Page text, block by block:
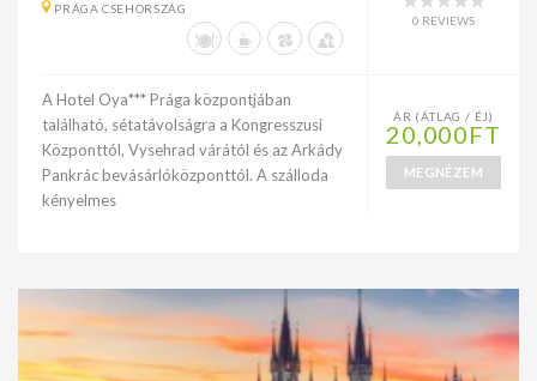
PRÁGA CSEHORSZÁG
0 REVIEWS
A Hotel Oya*** Prága központjában
található, sétatávolságra a Kongresszusi
Központtól, Vysehrad várától és az Arkády
Pankrác bevásárlóközponttól. A szálloda
kényelmes
ÁR (ÁTLAG / ÉJ)
20,000FT
MEGNÉZEM